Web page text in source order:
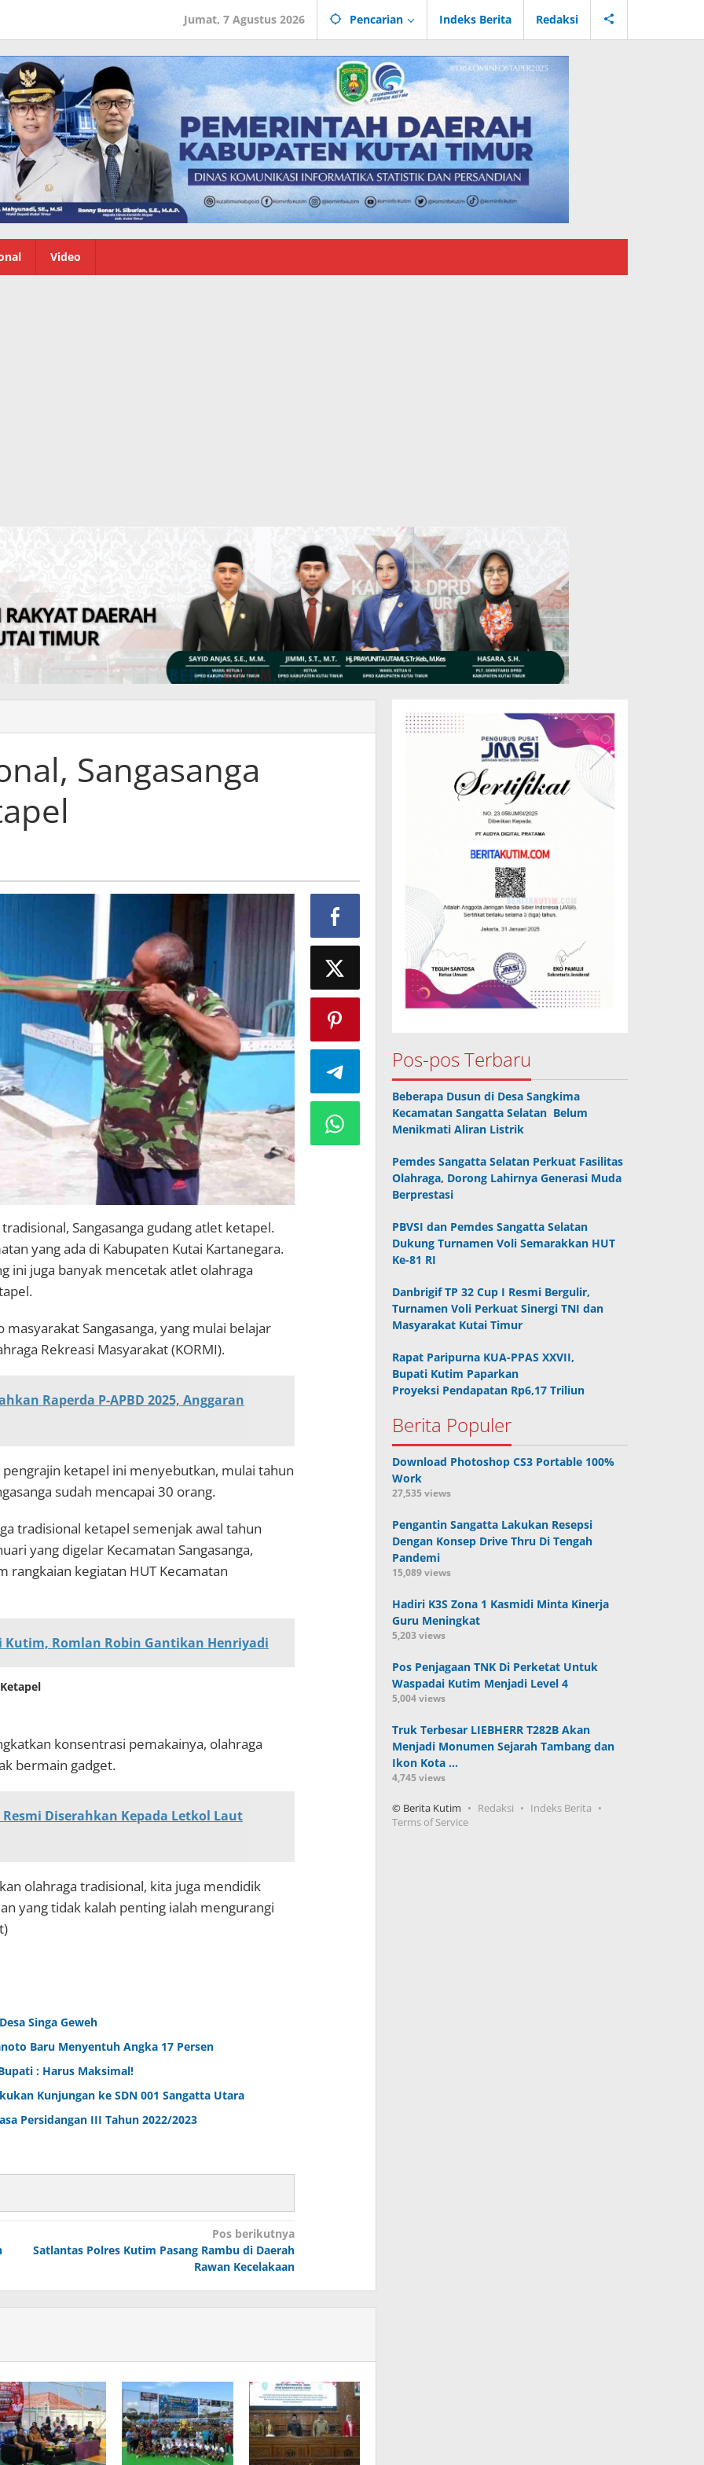
Jumat, 7 Agustus 2026 Pencarian Indeks Berita Redaksi
Video
Sangasanga
tradisional, Sangasanga gudang atlet ketapel.
yang ada di Kabupaten Kutai Kartanegara.
ini juga banyak mencetak atlet olahraga
Sangasanga, yang mulai belajar
Rekreasi Masyarakat (KORMI).
Raperda P-APBD 2025, Anggaran
ketapel ini menyebutkan, mulai tahun
sudah mencapai 30 orang.
tradisional ketapel semenjak awal tahun
yang digelar Kecamatan Sangasanga,
rangkaian kegiatan HUT Kecamatan
Kutim, Romlan Robin Gantikan Henriyadi
konsentrasi pemakainya, olahraga
bermain gadget.
Diserahkan Kepada Letkol Laut
olahraga tradisional, kita juga mendidik
yang tidak kalah penting ialah mengurangi
Singa Geweh
Baru Menyentuh Angka 17 Persen
: Harus Maksimal!
Kunjungan ke SDN 001 Sangatta Utara
Persidangan III Tahun 2022/2023
Pos berikutnya
Satlantas Polres Kutim Pasang Rambu di Daerah
Rawan Kecelakaan
Pos-pos Terbaru
Beberapa Dusun di Desa Sangkima
Kecamatan Sangatta Selatan Belum
Menikmati Aliran Listrik
Pemdes Sangatta Selatan Perkuat Fasilitas
Olahraga, Dorong Lahirnya Generasi Muda
Berprestasi
PBVSI dan Pemdes Sangatta Selatan
Dukung Turnamen Voli Semarakkan HUT
Ke-81 RI
Danbrigif TP 32 Cup I Resmi Bergulir,
Turnamen Voli Perkuat Sinergi TNI dan
Masyarakat Kutai Timur
Rapat Paripurna KUA-PPAS XXVII,
Bupati Kutim Paparkan
Proyeksi Pendapatan Rp6,17 Triliun
Berita Populer
Download Photoshop CS3 Portable 100%
Work
27,535 views
Pengantin Sangatta Lakukan Resepsi
Dengan Konsep Drive Thru Di Tengah
Pandemi
15,089 views
Hadiri K3S Zona 1 Kasmidi Minta Kinerja
Guru Meningkat
5,203 views
Pos Penjagaan TNK Di Perketat Untuk
Waspadai Kutim Menjadi Level 4
5,004 views
Truk Terbesar LIEBHERR T282B Akan
Menjadi Monumen Sejarah Tambang dan
Ikon Kota …
4,745 views
© Berita Kutim Redaksi
Indeks Berita
Terms of Service